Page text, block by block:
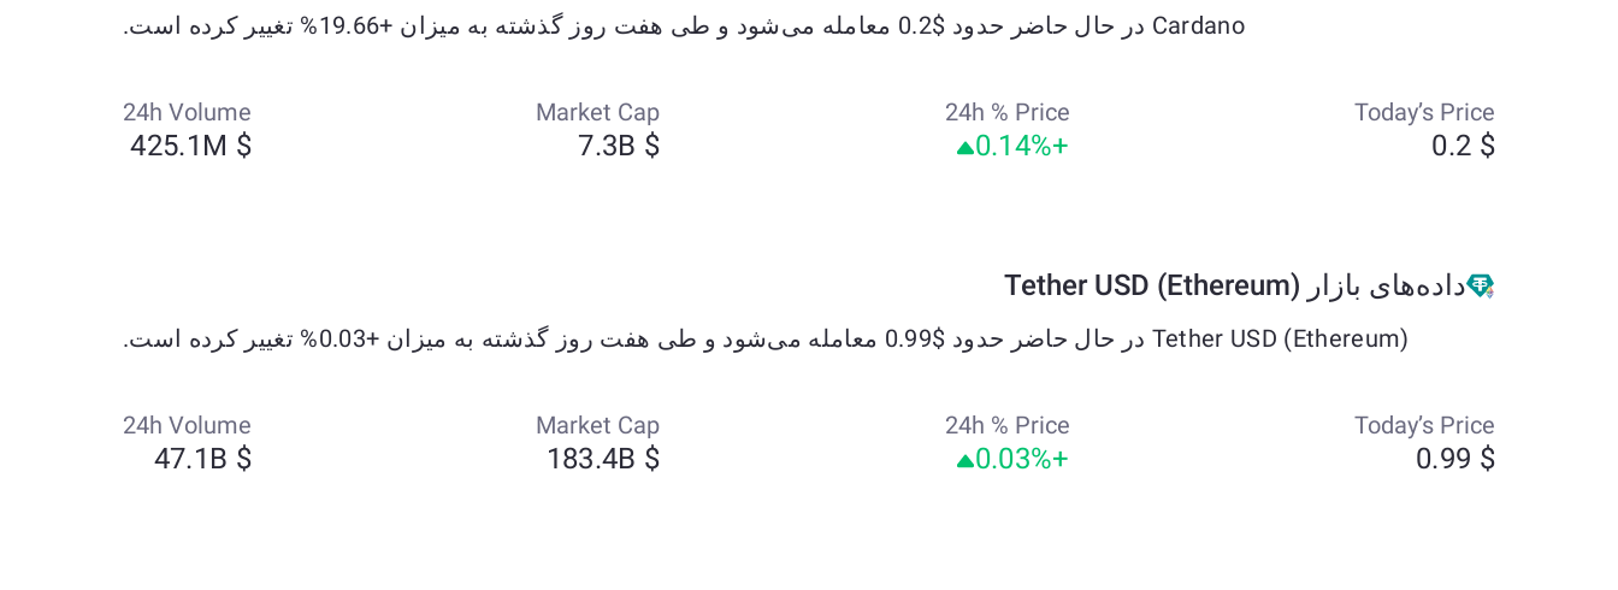
Cardano در حال حاضر حدود $0.2 معامله می‌شود و طی هفت روز گذشته به میزان +19.66% تغییر کرده است.
Today’s Price
$ 0.2
24h % Price
+0.14%
Market Cap
$ 7.3B
24h Volume
$ 425.1M
داده‌های بازار Tether USD (Ethereum)
Tether USD (Ethereum) در حال حاضر حدود $0.99 معامله می‌شود و طی هفت روز گذشته به میزان +0.03% تغییر کرده است.
Today’s Price
$ 0.99
24h % Price
+0.03%
Market Cap
$ 183.4B
24h Volume
$ 47.1B